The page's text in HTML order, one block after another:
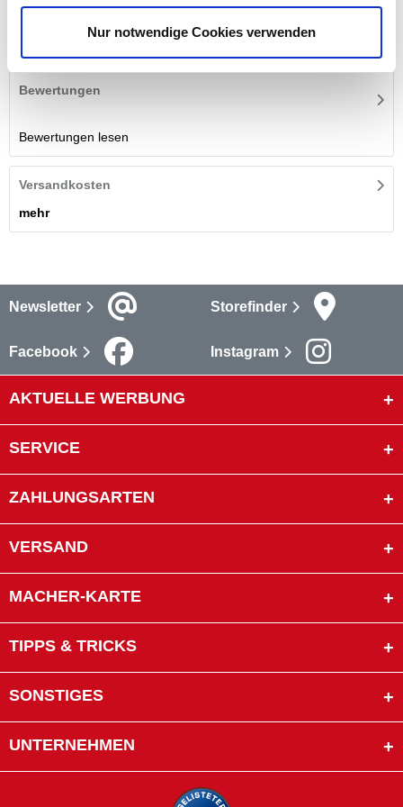
Nur notwendige Cookies verwenden
Der Güde® Rasentraktor GAR 685 T Hydrostat macht die
Bewertungen
Bewertungen lesen
Versandkosten
mehr
Newsletter Storefinder
Facebook Instagram
AKTUELLE WERBUNG
SERVICE
ZAHLUNGSARTEN
VERSAND
MACHER-KARTE
TIPPS & TRICKS
SONSTIGES
UNTERNEHMEN